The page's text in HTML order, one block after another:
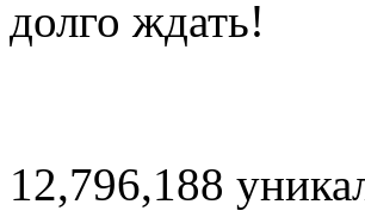
долго ждать!
12,796,188